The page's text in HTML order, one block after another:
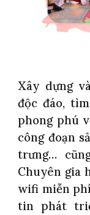
Xây dựng
độc đáo,
phong phú
công đoạn
trưng…
Chuyên gia
wifi miễn
tin phát